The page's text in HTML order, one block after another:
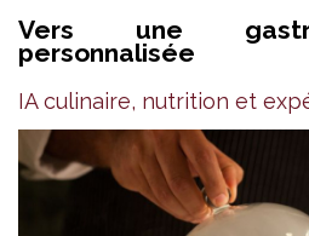
Vers une
personnalisée
IA culinaire, nutrition et